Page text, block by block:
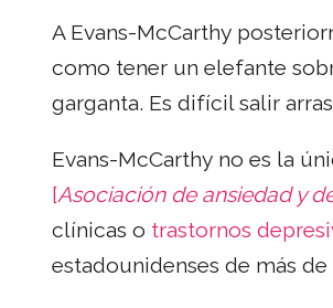
A Evans-McCarthy
como tener un elefante
garganta. Es difícil salir
Evans-McCarthy no es la
[Asociación de ansiedad y
clínicas o trastornos
estadounidenses de más de